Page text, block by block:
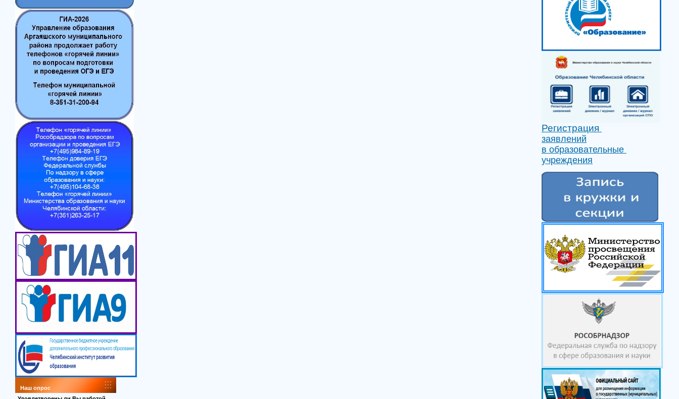
Наш опрос
Регистрация
заявлений
в образовательные
учреждения